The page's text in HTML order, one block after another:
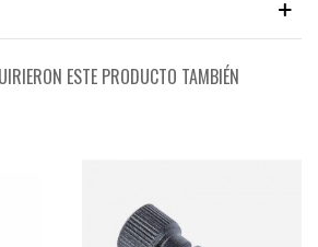
ESTE PRODUCTO TAMBIÉN